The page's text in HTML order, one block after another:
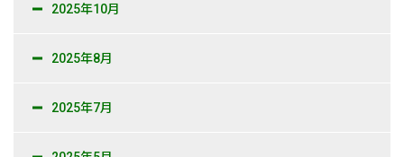
2025年10月
2025年8月
2025年7月